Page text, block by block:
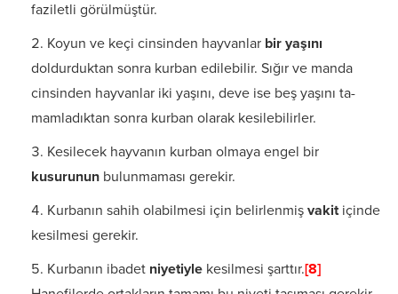
faziletli görülmüştür.
Koyun ve keçi cinsinden hayvanlar bir yaşını
doldurduktan sonra kurban edilebilir. Sığır ve manda
cinsinden hayvanlar iki yaşını, deve ise beş yaşını ta­
mamladıktan sonra kurban olarak kesilebilirler.
Kesilecek hayvanın kurban olmaya engel bir
kusurunun bulunmama­sı gerekir.
Kurbanın sahih olabilmesi için belirlenmiş vakitiçinde
kesilmesi ge­rekir.
Kurbanın ibadet niyetiyle kesilmesi şarttır.[8]